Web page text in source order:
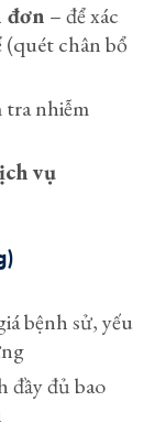
đơn – để xác
(quét chân bổ
tra nhiễm
vụ
bệnh sử, yếu
đầy đủ bao